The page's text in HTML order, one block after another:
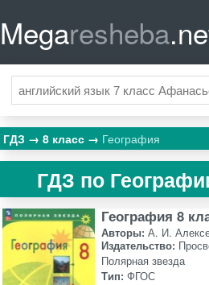
Megaresheba
ГДЗ 8 класс География
ГДЗ по
География 8
Авторы: А. И.
Издательство:
Полярная звезда
Тип: ФГОС